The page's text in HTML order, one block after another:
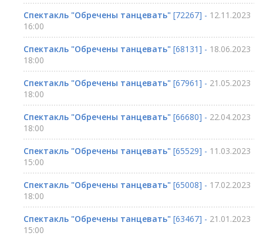
Спектакль "Обречены танцевать" [72267] - 12.11.2023
16:00
Спектакль "Обречены танцевать" [68131] - 18.06.2023
18:00
Спектакль "Обречены танцевать" [67961] - 21.05.2023
18:00
Спектакль "Обречены танцевать" [66680] - 22.04.2023
18:00
Спектакль "Обречены танцевать" [65529] - 11.03.2023
15:00
Спектакль "Обречены танцевать" [65008] - 17.02.2023
18:00
Спектакль "Обречены танцевать" [63467] - 21.01.2023
15:00